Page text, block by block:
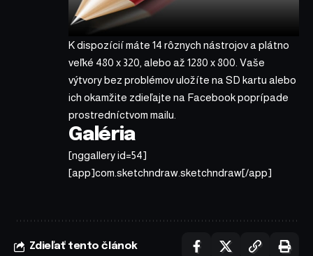
K dispozícií máte 14 rôznych nástrojov a plátno
veľké 480 x 320, alebo až 1280 x 800. Vaše
výtvory bez problémov uložíte na SD kartu alebo
ich okamžite zdieľajte na Facebook poprípade
prostredníctvom mailu.
Galéria
[nggallery id=54]
[app]com.sketchndraw.sketchndraw[/app]
Zdieľať tento článok